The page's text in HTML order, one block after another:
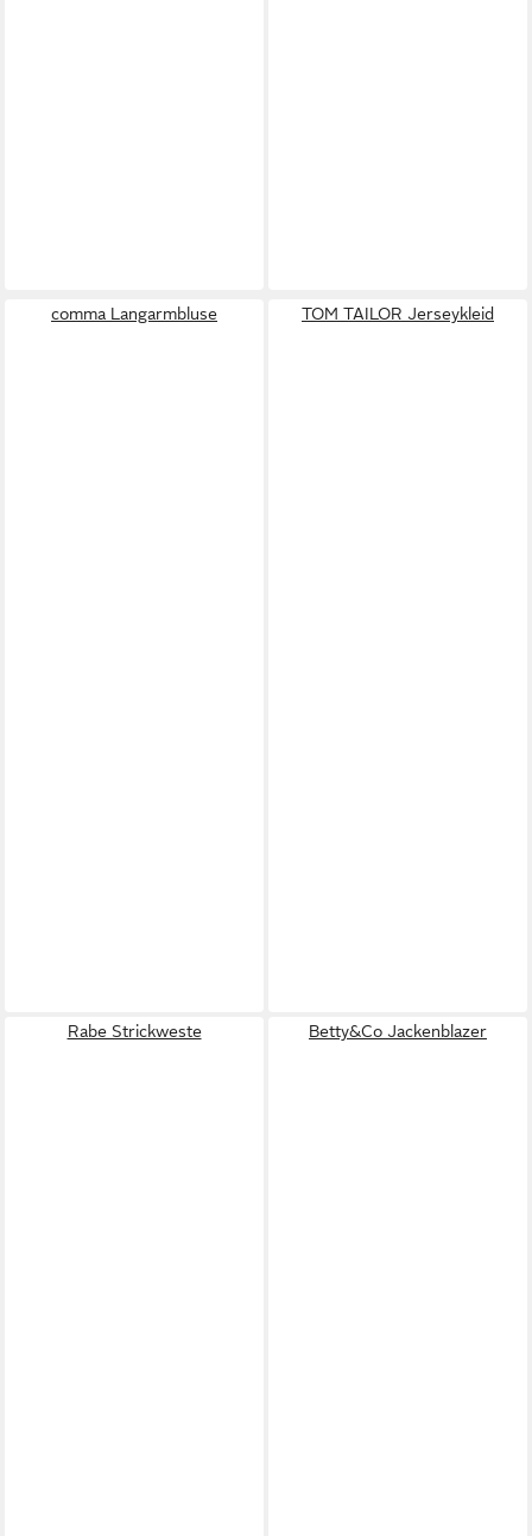
comma Langarmbluse TOM TAILOR Jerseykleid
Rabe Strickweste Betty&Co Jackenblazer